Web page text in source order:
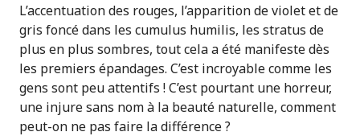
L’accentuation des rouges, l’apparition de violet et de
gris foncé dans les cumulus humilis, les stratus de
plus en plus sombres, tout cela a été manifeste dès
les premiers épandages. C’est incroyable comme les
gens sont peu attentifs ! C’est pourtant une horreur,
une injure sans nom à la beauté naturelle, comment
peut-on ne pas faire la différence ?